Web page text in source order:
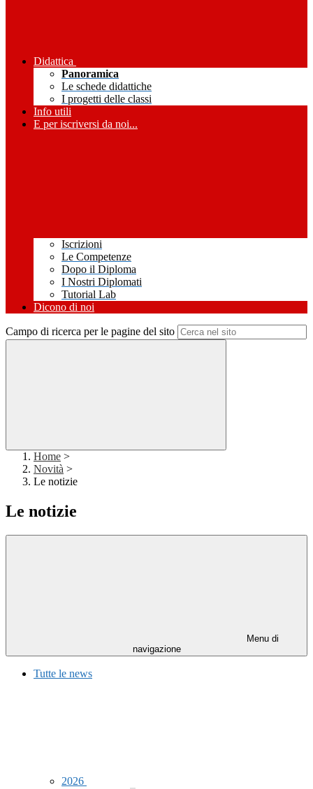
Didattica
Panoramica
Le schede didattiche
I progetti delle classi
Info utili
E per iscriversi da noi...
Iscrizioni
Le Competenze
Dopo il Diploma
I Nostri Diplomati
Tutorial Lab
Dicono di noi
Campo di ricerca per le pagine del sito
Home >
Novità >
Le notizie
Le notizie
Menu di
navigazione
Tutte le news
2026